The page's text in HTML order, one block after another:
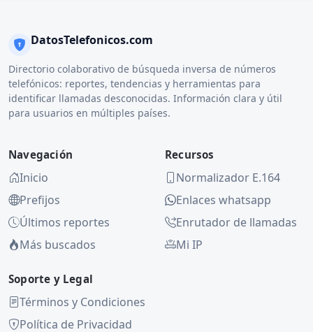
DatosTelefonicos.com
Directorio colaborativo de búsqueda inversa de números
telefónicos: reportes, tendencias y herramientas para
identificar llamadas desconocidas. Información clara y útil
para usuarios en múltiples países.
Navegación
Inicio
Prefijos
Últimos reportes
Más buscados
Recursos
Normalizador E.164
Enlaces whatsapp
Enrutador de llamadas
Mi IP
Soporte y Legal
Términos y Condiciones
Política de Privacidad